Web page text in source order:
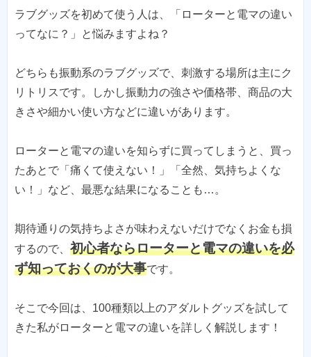
ラブグッズを初めて使う人は、「ローターと電マの違い
ってなに？」と悩みますよね？
どちらも振動系のラブグッズで、刺激する場所は主にク
リトリスです。しかし振動力の強さや価格帯、商品の大
きさや細かい使い方などに違いがあります。
ローターと電マの違いを知らずに買ってしまうと、買っ
たあとで「痛くて使えない！」「全然、気持ちよくな
い！」など、最悪な結果になることも…。
期待通りの気持ちよさが味わえないだけでなくお金も損
するので、 初心者ならローターと電マの違いを必
ず知っておくのが大事です。
そこで今回は、100種類以上のアダルトグッズを試して
きた私がローターと電マの違いを詳しく解説します！